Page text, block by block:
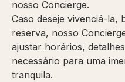
nosso Concierge.
Caso deseje vivenciá-la,
reserva, nosso
ajustar horários,
necessário para uma
tranquila.